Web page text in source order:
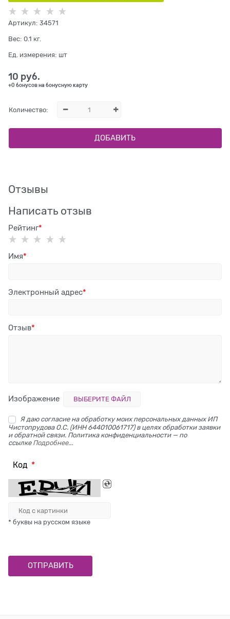
Артикул: 34571
Вес: 0.1 кг.
Ед. измерения: шт
10 руб.
+0 бонусов на бонусную карту
Количество:
ДОБАВИТЬ
Отзывы
Написать отзыв
Рейтинг
Имя
Электронный адрес
Отзыв
Изображение ВЫБЕРИТЕ ФАЙЛ
Я даю согласие на обработку моих персональных данных ИП
Чистопрудова О.С. (ИНН 644010061717) в целях обработки заявки
и обратной связи. Политика конфиденциальности — по
ссылке Подробнее...
Код
* буквы на русском языке